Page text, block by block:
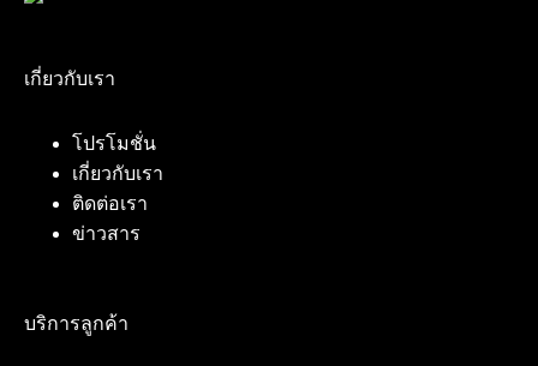
เกี่ยวกับเรา
โปรโมชั่น
เกี่ยวกับเรา
ติดต่อเรา
ข่าวสาร
บริการลูกค้า